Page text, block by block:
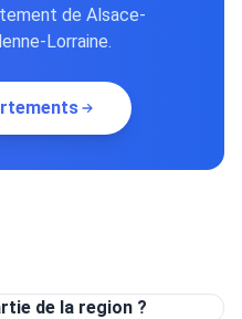
de Alsace-
Lorraine.
de la region ?